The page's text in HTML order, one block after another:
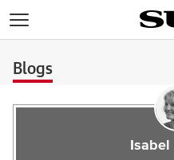
Blogs